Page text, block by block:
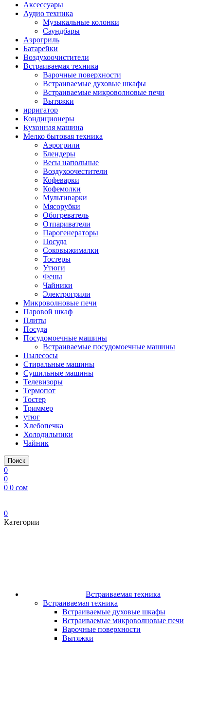
Аксессуары
Аудио техника
Музыкальные колонки
Саундбары
Аэрогриль
Батарейки
Воздухоочистители
Встраиваемая техника
Варочные поверхности
Встраиваемые духовые шкафы
Встраиваемые микроволновые печи
Вытяжки
ирригатор
Кондиционеры
Кухонная машина
Мелко бытовая техника
Аэрогрили
Блендеры
Весы напольные
Воздухоочестители
Кофеварки
Кофемолки
Мультиварки
Мясорубки
Обогреватель
Отпариватели
Парогенераторы
Посуда
Соковыжималки
Тостеры
Утюги
Фены
Чайники
Электрогрили
Микроволновые печи
Паровой шкаф
Плиты
Посуда
Посудомоечные машины
Встраиваемые посудомоечные машины
Пылесосы
Стиральные машины
Сушильные машины
Телевизоры
Термопот
Тостер
Триммер
утюг
Хлебопечка
Холодильники
Чайник
Поиск
0
0
0 0 сом
0
Категории
Встраиваемая техника
Встраиваемая техника
Встраиваемые духовые шкафы​
Встраиваемые микроволновые печи​
Варочные поверхности​
Вытяжки